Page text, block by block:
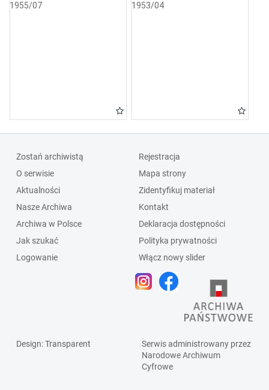
1955/07
1953/04
Zostań archiwistą
O serwisie
Aktualności
Nasze Archiwa
Archiwa w Polsce
Jak szukać
Logowanie
Rejestracja
Mapa strony
Zidentyfikuj materiał
Kontakt
Deklaracja dostępności
Polityka prywatności
Włącz nowy slider
Design: Transparent
Serwis administrowany przez
Narodowe Archiwum
Cyfrowe